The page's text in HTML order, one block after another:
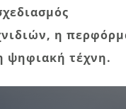
η
ψηφιακή τέχνη.